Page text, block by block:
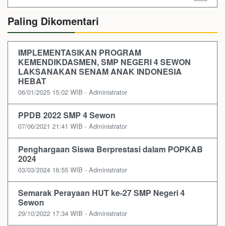
Paling Dikomentari
IMPLEMENTASIKAN PROGRAM
KEMENDIKDASMEN, SMP NEGERI 4 SEWON
LAKSANAKAN SENAM ANAK INDONESIA
HEBAT
06/01/2025 15:02 WIB - Administrator
PPDB 2022 SMP 4 Sewon
07/06/2021 21:41 WIB - Administrator
Penghargaan Siswa Berprestasi dalam POPKAB
2024
03/03/2024 16:55 WIB - Administrator
Semarak Perayaan HUT ke-27 SMP Negeri 4
Sewon
29/10/2022 17:34 WIB - Administrator